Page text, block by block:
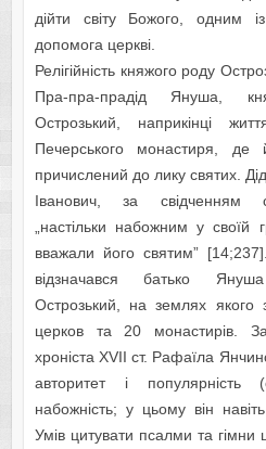
дійти світу Божого, одним
допомога церкві.
Релігійність княжого роду
Пра-пра-прадід Януша,
Острозький, наприкінці
Печерського монастиря,
причислений до лику святих.
Іванович, за свідченням
„настільки набожним у своїй
вважали його святим”
відзначався батько
Острозький, на землях якого
церков та 20 монастирів.
хроніста XVII ст. Рафаїла
авторитет і популярність
набожність; у цьому він
Умів цитувати псалми та гімни